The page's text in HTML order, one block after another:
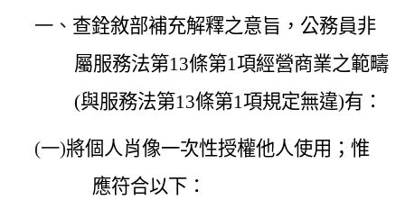
一、 查銓敘部補充解釋之意旨，公務員非
屬服務法第13條第1項經營商業之範疇
(與服務法第13條第1項規定無違)有：
(一)將個人肖像一次性授權他人使用；惟
應符合以下：